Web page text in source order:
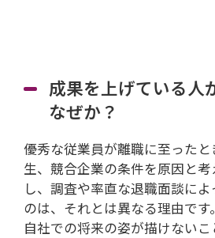
成果を上げている人
なぜか？
優秀な従業員が離職に至った
生、競合企業の条件を原因と
し、調査や率直な退職面談に
のは、それとは異なる理由です
自社での将来の姿が描けない